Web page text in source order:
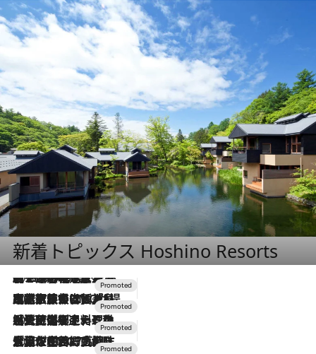
新着トピックス Hoshino Resorts
2026.8.7
【トンボの足水浴】ヒノキの香りに包まれて涼感マックス！約13℃の湧水かけ流しを避暑地「星野温泉 トンボの湯」で体験
2026.7.31
【ホテル帰省】という選択肢をOMOが提案。家族とほどよい距離を保つには「昼は実家、夜は気兼ねなくホテルで！」
2026.7.24
【夏限定ディナーコース】旬を迎える稚鮎や花ズッキーニなどをイタリア・トスカーナの郷土料理の手法で満喫！
2026.7.17
「土佐和ハーブかき氷」がOMO7高知に登場！生姜、山椒、大葉など目にも舌にも涼を呼ぶ郷土の味